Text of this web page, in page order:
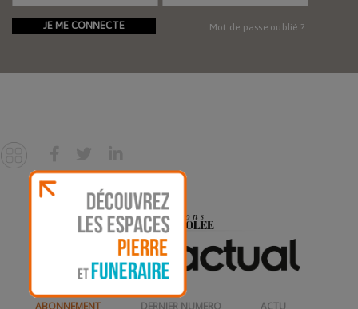
JE ME CONNECTE Mot de passe oublié ?
ABONNEMENT DERNIER NUMERO
ACTU